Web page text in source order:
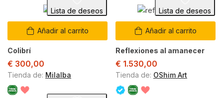
Añadir al carrito
Lista de deseos
Colibrí
€ 300,00
Tienda de: Milalba
Añadir al carrito
Lista de deseos
Reflexiones al amanecer
€ 1.530,00
Tienda de: OShim Art